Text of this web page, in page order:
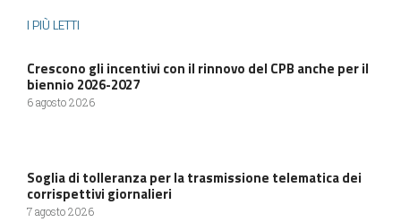
I PIÙ LETTI
Crescono gli incentivi con il rinnovo del CPB anche per il
biennio 2026-2027
6 agosto 2026
Soglia di tolleranza per la trasmissione telematica dei
corrispettivi giornalieri
7 agosto 2026